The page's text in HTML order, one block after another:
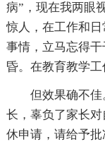
病”，现在我两眼
惊人，在工作和
事情，立马忘得
昏。在教育教学
但效果确不
长，辜负了家长
休申请，请给予批